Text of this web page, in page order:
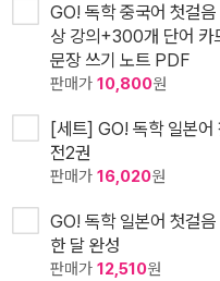
GO! 독학 중국어 첫걸
상 강의+300개 단어 카
문장 쓰기 노트 PDF
판매가 10,800원
[세트] GO! 독학 일본
전2권
판매가 16,020원
GO! 독학 일본어 첫걸
한 달 완성
판매가 12,510원